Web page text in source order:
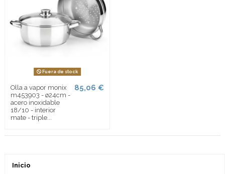
Fuera de stock
Olla a vapor monix
m453903 - ø24cm -
acero inoxidable
18/10 - interior
mate - triple...
85,06 €
Inicio